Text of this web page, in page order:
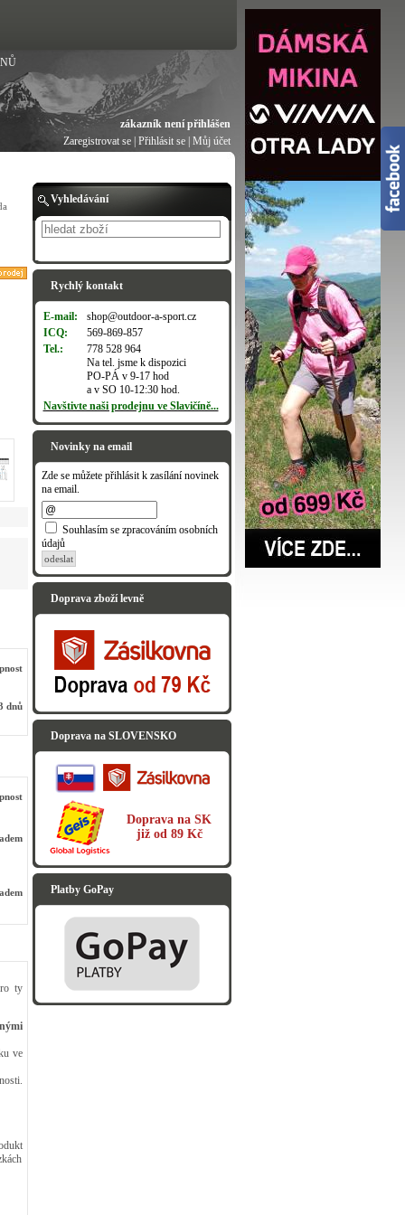
zákazník není přihlášen
Zaregistrovat se| Přihlásit se| Můj účet
dnů
ty
ve
Vyhledávání
Rychlý kontakt
E-mail:
shop@outdoor-a-sport.cz
ICQ:
569-869-857
Tel.:
778 528 964
Na tel. jsme k dispozici
PO-PÁ v 9-17 hod
a v SO 10-12:30 hod.
Navštivte naši prodejnu ve Slavičíně...
Novinky na email
Zde se můžete přihlásit k zasílání novinek
na email.
Souhlasím se zpracováním osobních
údajů
odeslat
Doprava zboží levně
Doprava na SLOVENSKO
Doprava na SK
již od 89 Kč
Platby GoPay